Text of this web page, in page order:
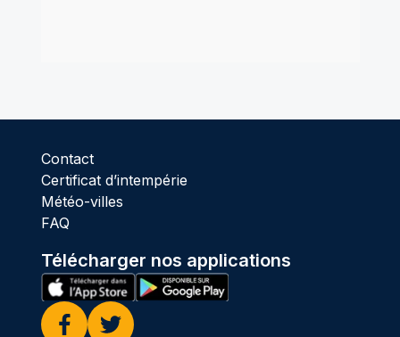
Contact
Certificat d’intempérie
Météo-villes
FAQ
Télécharger nos applications